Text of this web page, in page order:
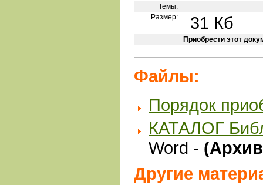
Темы:
Размер:
31 Кб
Приобрести этот
Файлы:
Порядок
КАТАЛОГ
Word -
Другие